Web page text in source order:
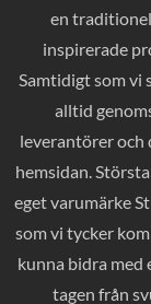
en
inspirerade
Samtidigt som vi
alltid
leverantörer och
hemsidan.
eget varumärke
som vi tycker
kunna bidra med
tagen från